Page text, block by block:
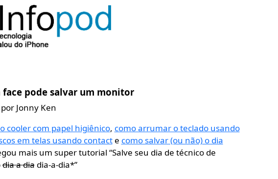
pode salvar um monitor
Jonny Ken
cooler com papel higiênico, como arrumar o teclado usando
em telas usando contacte como salvar (ou não) o dia
mais um super tutorial “Salve seu dia de técnico de
dia a diadia-a-dia*”